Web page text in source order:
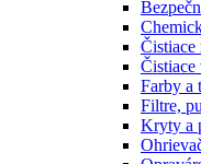
Čistiace
Farby a
Filtre,
Kryty a